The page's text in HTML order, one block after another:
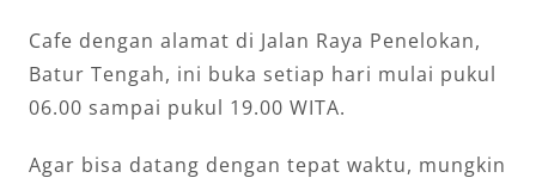
Cafe dengan alamat di Jalan Raya Penelokan,
Batur Tengah, ini buka setiap hari mulai pukul
06.00 sampai pukul 19.00 WITA.
Agar bisa datang dengan tepat waktu, mungkin